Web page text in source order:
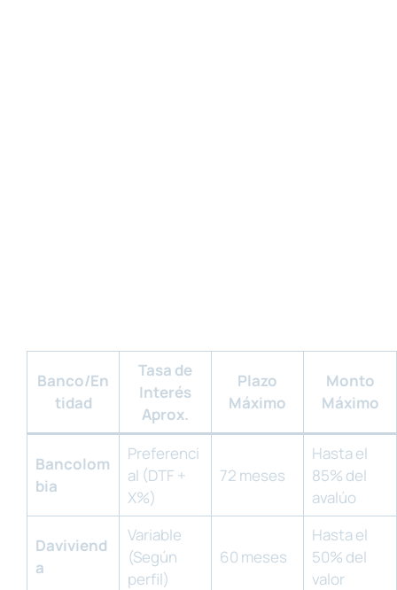
Banco/En
tidad
Tasa de
Interés
Aprox.
Plazo
Máximo
Monto
Máximo
Bancolom
bia
Preferenci
al (DTF +
X%)
72 meses
Hasta el
85% del
avalúo
Daviviend
a
Variable
(Según
perfil)
60 meses
Hasta el
50% del
valor